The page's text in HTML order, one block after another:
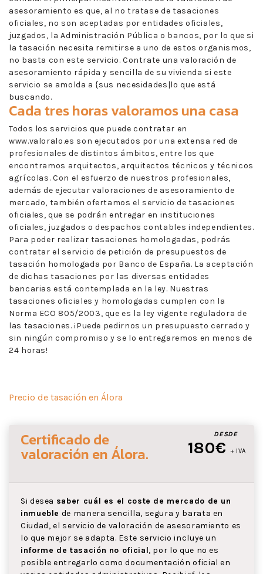
asesoramiento es que, al no tratase de tasaciones
oficiales, no son aceptadas por entidades oficiales,
juzgados, la Administración Pública o bancos, por lo que si
la tasación necesita remitirse a uno de estos organismos,
no basta con este servicio. Contrate una valoración de
asesoramiento rápida y sencilla de su vivienda si este
servicio se amolda a {sus necesidades|lo que está
buscando.
Cada tres horas valoramos una casa
Todos los servicios que puede contratar en
www.valoralo.es son ejecutados por una extensa red de
profesionales de distintos ámbitos, entre los que
encontramos arquitectos, arquitectos técnicos y técnicos
agrícolas. Con el esfuerzo de nuestros profesionales,
además de ejecutar valoraciones de asesoramiento de
mercado, también ofertamos el servicio de tasaciones
oficiales, que se podrán entregar en instituciones
oficiales, juzgados o despachos contables independientes.
Para poder realizar tasaciones homologadas, podrás
contratar el servicio de petición de presupuestos de
tasación homologada por Banco de España. La aceptación
de dichas tasaciones por las diversas entidades
bancarias está contemplada en la ley. Nuestras
tasaciones oficiales y homologadas cumplen con la
Norma ECO 805/2003, que es la ley vigente reguladora de
las tasaciones. ¡Puede pedirnos un presupuesto cerrado y
sin ningún compromiso y se lo entregaremos en menos de
24 horas!
Precio de tasación en Álora
DESDE
180€ + IVA
Certificado de
valoración en Álora.
Si desea saber cuál es el coste de mercado de un
inmueble de manera sencilla, segura y barata en
Ciudad, el servicio de valoración de asesoramiento es
lo que mejor se adapta. Este servicio incluye un
informe de tasación no oficial, por lo que no es
posible entregarlo como documentación oficial en